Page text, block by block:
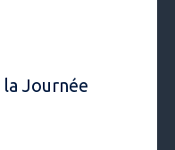
la Journée